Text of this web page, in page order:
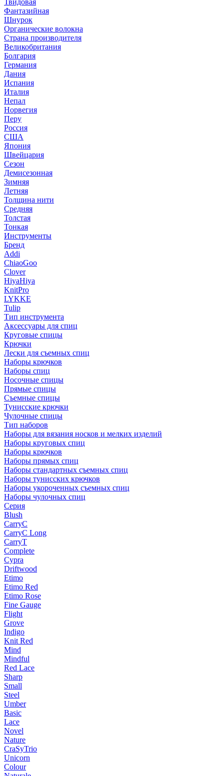
Твидовая
Фантазийная
Шнурок
Органические волокна
Страна производителя
Великобритания
Болгария
Германия
Дания
Испания
Италия
Непал
Норвегия
Перу
Россия
США
Япония
Швейцария
Сезон
Демисезонная
Зимняя
Летняя
Толщина нити
Средняя
Толстая
Тонкая
Инструменты
Бренд
Addi
ChiaoGoo
Clover
HiyaHiya
KnitPro
LYKKE
Tulip
Тип инструмента
Аксессуары для спиц
Круговые спицы
Крючки
Лески для съемных спиц
Наборы крючков
Наборы спиц
Носочные спицы
Прямые спицы
Съемные спицы
Тунисские крючки
Чулочные спицы
Тип наборов
Наборы для вязания носков и мелких изделий
Наборы круговых спиц
Наборы крючков
Наборы прямых спиц
Наборы стандартных съемных спиц
Наборы тунисских крючков
Наборы укороченных съемных спиц
Наборы чулочных спиц
Серия
Blush
CarryC
CarryC Long
CarryT
Complete
Cypra
Driftwood
Etimo
Etimo Red
Etimo Rose
Fine Gauge
Flight
Grove
Indigo
Knit Red
Mind
Mindful
Red Lace
Sharp
Small
Steel
Umber
Basic
Lace
Novel
Nature
CraSyTrio
Unicorn
Colour